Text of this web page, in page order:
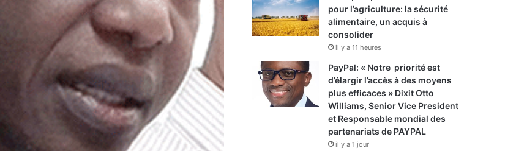
pour l’agriculture: la sécurité
alimentaire, un acquis à
consolider
il y a 11 heures
PayPal: « Notre priorité est
d’élargir l’accès à des moyens
plus efficaces » Dixit Otto
Williams, Senior Vice President
et Responsable mondial des
partenariats de PAYPAL
il y a 1 jour